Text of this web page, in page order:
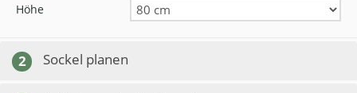
Höhe
2 Sockel planen